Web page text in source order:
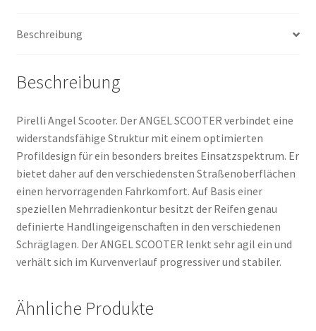
Menge
Beschreibung
Beschreibung
Pirelli Angel Scooter. Der ANGEL SCOOTER verbindet eine
widerstandsfähige Struktur mit einem optimierten
Profildesign für ein besonders breites Einsatzspektrum. Er
bietet daher auf den verschiedensten Straßenoberflächen
einen hervorragenden Fahrkomfort. Auf Basis einer
speziellen Mehrradienkontur besitzt der Reifen genau
definierte Handlingeigenschaften in den verschiedenen
Schräglagen. Der ANGEL SCOOTER lenkt sehr agil ein und
verhält sich im Kurvenverlauf progressiver und stabiler.
Ähnliche Produkte